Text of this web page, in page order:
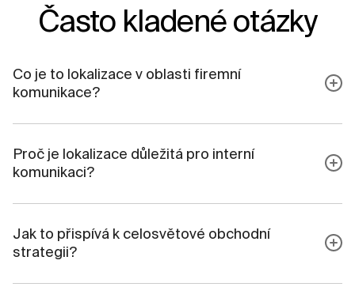
Často kladené otázky
Co je to lokalizace v oblasti firemní
komunikace?
Proč je lokalizace důležitá pro interní
komunikaci?
Jak to přispívá k celosvětové obchodní
strategii?